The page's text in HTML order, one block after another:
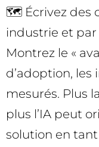
🗺️ Écrivez des
industrie et par
Montrez le «
d’adoption, les
mesurés. Plus
plus l’IA peut
solution en